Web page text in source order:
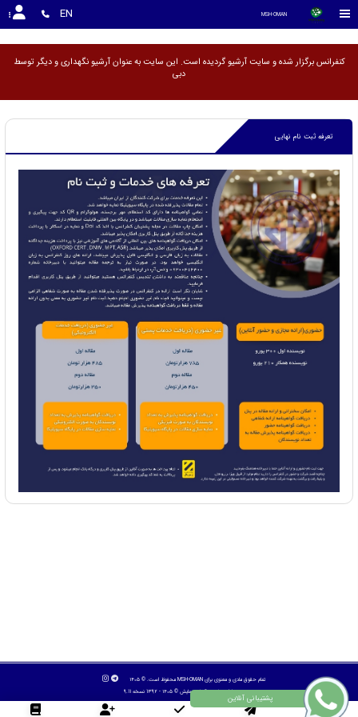
MSH-OMAN
EN
کنفرانس برگزار شده و سایت آرشیو گردیده است. این سایت به عنوان آرشیو نگهداری و دیگر ت
تعرفه ثبت نام نهایی
تمام حقوق مادی و معنوی برای MSH-OMAN محفوظ است. © ۱۴۰۵
طراح سایت :آسان همایش © ۱۴۰۵ - 1392 نسخه 9.11